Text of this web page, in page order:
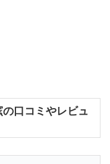
口コミやレビュ